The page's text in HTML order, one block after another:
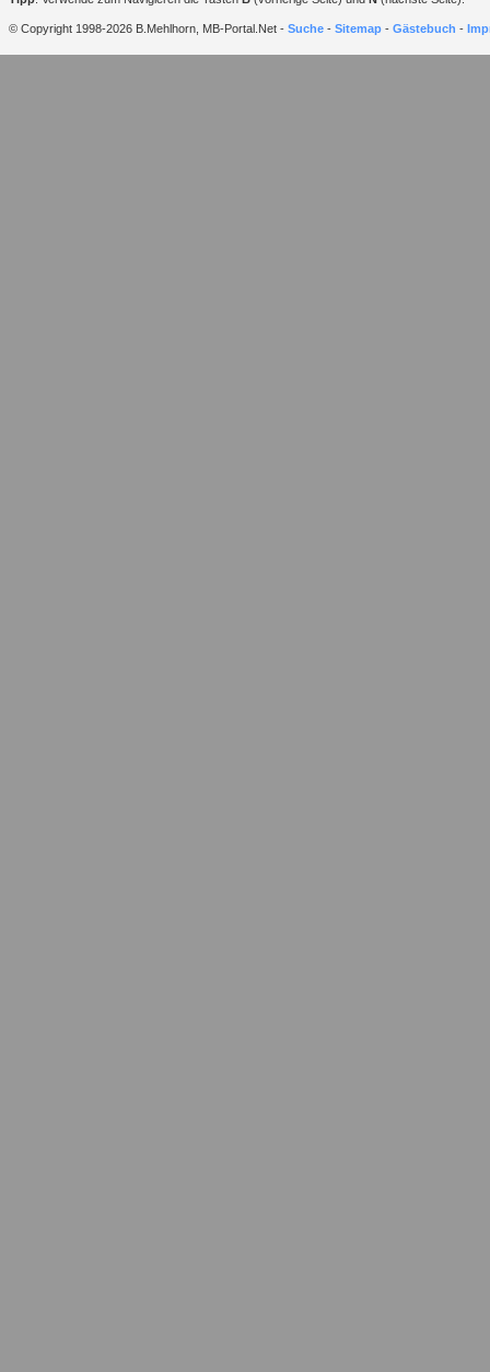
© Copyright 1998-2026 B.Mehlhorn, MB-Portal.Net - Suche - Sitemap - Gästebuch -